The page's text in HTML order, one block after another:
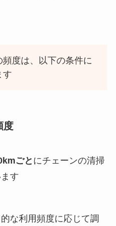
頻度は、以下の条件に
す
度
ごとにチェーンの清掃
す
な利用頻度に応じて調